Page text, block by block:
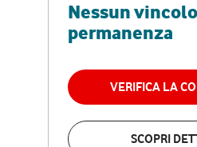
Nessun
permanenza
VERIFICA LA
SCOPRI
RETE FISSA
29,95€